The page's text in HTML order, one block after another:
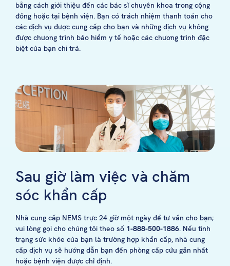
bằng cách giới thiệu đến các bác sĩ chuyên khoa trong cộng
đồng hoặc tại bệnh viện. Bạn có trách nhiệm thanh toán cho
các dịch vụ được cung cấp cho bạn và những dịch vụ không
được chương trình bảo hiểm y tế hoặc các chương trình đặc
biệt của bạn chi trả.
Sau giờ làm việc và chăm
sóc khẩn cấp
Nhà cung cấp NEMS trực 24 giờ một ngày để tư vấn cho bạn;
vui lòng gọi cho chúng tôi theo số 1-888-500-1886. Nếu tình
trạng sức khỏe của bạn là trường hợp khẩn cấp, nhà cung
cấp dịch vụ sẽ hướng dẫn bạn đến phòng cấp cứu gần nhất
hoặc bệnh viện được chỉ định.